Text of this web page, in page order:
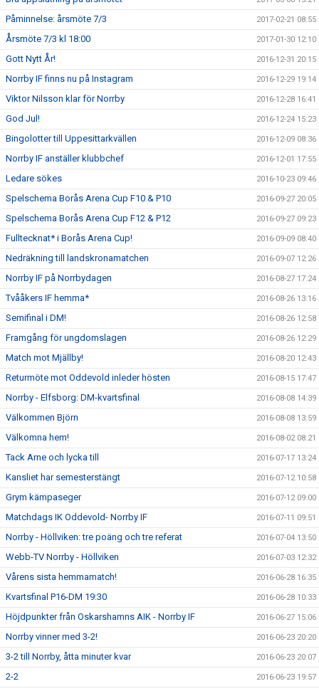
Påminnelse: årsmöte 7/3 2017-02-21 08:55
Årsmöte 7/3 kl 18:00 2017-01-30 12:10
Gott Nytt År! 2016-12-31 20:15
Norrby IF finns nu på Instagram 2016-12-29 19:14
Viktor Nilsson klar för Norrby 2016-12-28 16:41
God Jul! 2016-12-24 15:23
Bingolotter till Uppesittarkvällen 2016-12-09 08:36
Norrby IF anställer klubbchef 2016-12-01 17:55
Ledare sökes 2016-10-23 09:46
Spelschema Borås Arena Cup F10 & P10 2016-09-27 20:05
Spelschema Borås Arena Cup F12 & P12 2016-09-27 09:23
Fulltecknat* i Borås Arena Cup! 2016-09-09 08:40
Nedräkning till landskronamatchen 2016-09-07 12:26
Norrby IF på Norrbydagen 2016-08-27 17:24
Tvååkers IF hemma* 2016-08-26 13:16
Semifinal i DM! 2016-08-26 12:58
Framgång för ungdomslagen 2016-08-26 12:29
Match mot Mjällby! 2016-08-20 12:43
Returmöte mot Oddevold inleder hösten 2016-08-15 17:47
Norrby - Elfsborg: DM-kvartsfinal 2016-08-08 14:39
Välkommen Björn 2016-08-08 13:59
Välkomna hem! 2016-08-02 08:21
Tack Arne och lycka till 2016-07-17 13:24
Kansliet har semesterstängt 2016-07-12 10:58
Grym kämpaseger 2016-07-12 09:00
Matchdags IK Oddevold- Norrby IF 2016-07-11 09:51
Norrby - Höllviken: tre poäng och tre referat 2016-07-04 13:50
Webb-TV Norrby - Höllviken 2016-07-03 12:32
Vårens sista hemmamatch! 2016-06-28 16:35
Kvartsfinal P16-DM 19:30 2016-06-28 10:33
Höjdpunkter från Oskarshamns AIK - Norrby IF 2016-06-27 15:06
Norrby vinner med 3-2! 2016-06-23 20:20
3-2 till Norrby, åtta minuter kvar 2016-06-23 20:07
2-2 2016-06-23 19:57